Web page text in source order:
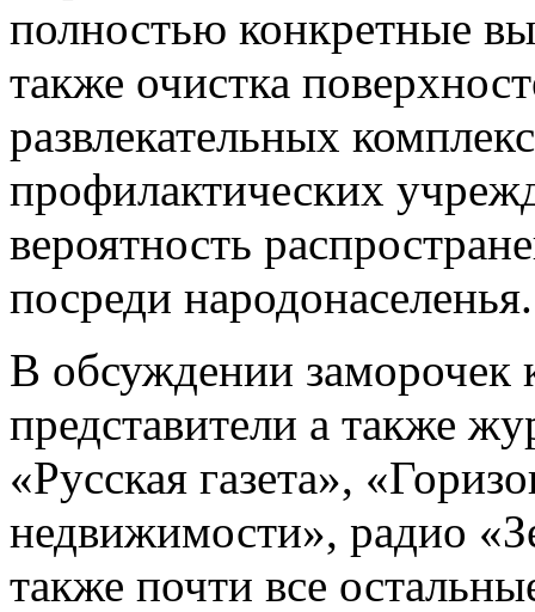
полностью конкретные
также очистка
развлекательных
профилактических
вероятность
посреди народонаселенья.
В обсуждении заморочек
представители а также
«Русская газета»,
недвижимости», радио
также почти все